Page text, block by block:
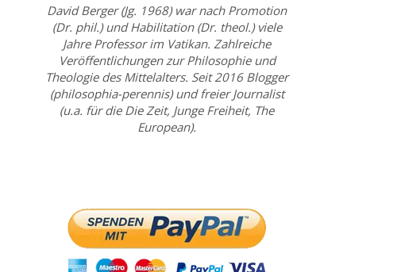
David Berger (Jg. 1968) war nach Promotion
(Dr. phil.) und Habilitation (Dr. theol.) viele
Jahre Professor im Vatikan. Zahlreiche
Veröffentlichungen zur Philosophie und
Theologie des Mittelalters. Seit 2016 Blogger
(philosophia-perennis) und freier Journalist
(u.a. für die Die Zeit, Junge Freiheit, The
European).